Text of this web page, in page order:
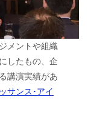
メントや組織
したもの、企
講演実績があ
サンス･アイ